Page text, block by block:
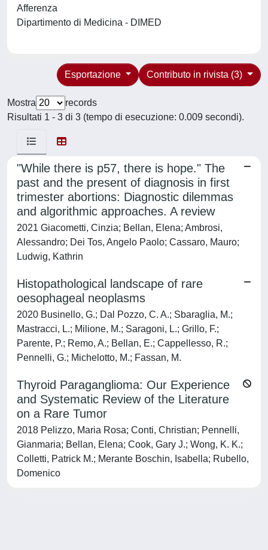
Afferenza
Dipartimento di Medicina - DIMED
Contributo in rivista (3)
Esportazione
Mostra
records
Risultati 1 - 3 di 3 (tempo di esecuzione: 0.009 secondi).
"While there is p57, there is hope." The
past and the present of diagnosis in first
trimester abortions: Diagnostic dilemmas
and algorithmic approaches. A review
2021 Giacometti, Cinzia; Bellan, Elena; Ambrosi,
Alessandro; Dei Tos, Angelo Paolo; Cassaro, Mauro;
Ludwig, Kathrin
Histopathological landscape of rare
oesophageal neoplasms
2020 Businello, G.; Dal Pozzo, C. A.; Sbaraglia, M.;
Mastracci, L.; Milione, M.; Saragoni, L.; Grillo, F.;
Parente, P.; Remo, A.; Bellan, E.; Cappellesso, R.;
Pennelli, G.; Michelotto, M.; Fassan, M.
Thyroid Paraganglioma: Our Experience
and Systematic Review of the Literature
on a Rare Tumor
2018 Pelizzo, Maria Rosa; Conti, Christian; Pennelli,
Gianmaria; Bellan, Elena; Cook, Gary J.; Wong, K. K.;
Colletti, Patrick M.; Merante Boschin, Isabella; Rubello,
Domenico